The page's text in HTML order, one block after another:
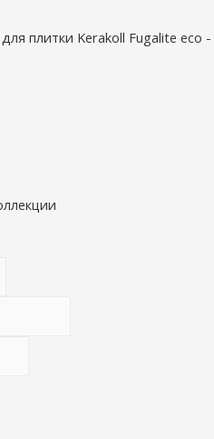
плитки Kerakoll Fugalite eco -